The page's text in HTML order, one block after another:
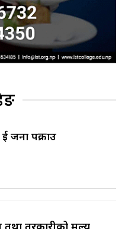
जना पक्राउ
तरकारीको मूल्य